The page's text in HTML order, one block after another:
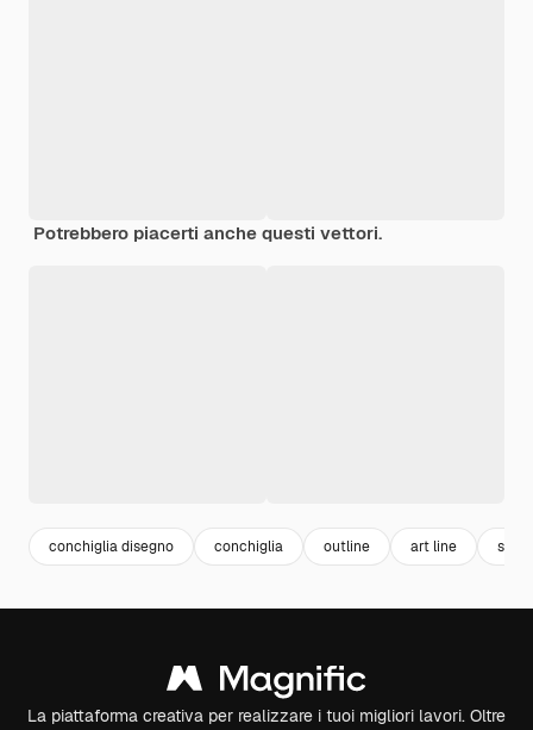
Potrebbero piacerti anche questi vettori.
conchiglia disegno conchiglia outline art line set
La piattaforma creativa per realizzare i tuoi migliori lavori. Oltre